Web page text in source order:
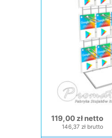
119,00 zł netto
146,37 zł brutto